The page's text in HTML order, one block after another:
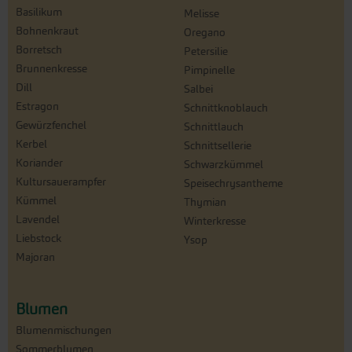
Basilikum
Bohnenkraut
Borretsch
Brunnenkresse
Dill
Estragon
Gewürzfenchel
Kerbel
Koriander
Kultursauerampfer
Kümmel
Lavendel
Liebstock
Majoran
Melisse
Oregano
Petersilie
Pimpinelle
Salbei
Schnittknoblauch
Schnittlauch
Schnittsellerie
Schwarzkümmel
Speisechrysantheme
Thymian
Winterkresse
Ysop
Blumen
Blumenmischungen
Sommerblumen